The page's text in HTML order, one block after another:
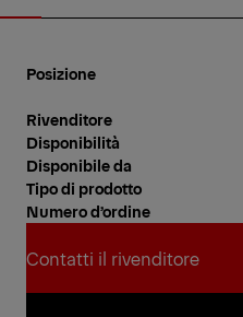
Posizione
Rivenditore
Disponibilità
Disponibile da
Tipo di prodotto
Numero d’ordine
Contatti il rivenditore